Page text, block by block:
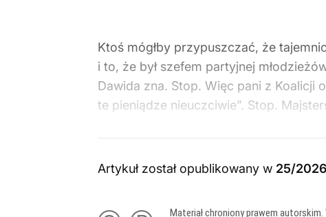
Ktoś mógłby przypuszczać, że
i to, że był szefem partyjnej
Dawida zna. Stop. Więc pani z Koalicji
te pieniądze nieuczciwie”. Stop.
Artykuł został opublikowany w 25/
Materiał chroniony prawem